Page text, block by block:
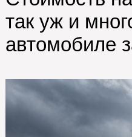
так уж и
автомобиле